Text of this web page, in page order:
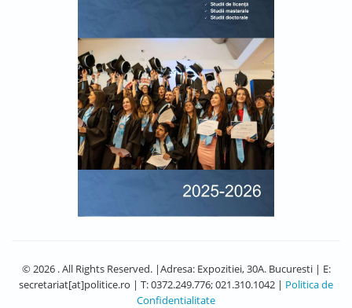
© 2026 . All Rights Reserved. |Adresa: Expozitiei, 30A. Bucuresti | E:
secretariat[at]politice.ro | T: 0372.249.776; 021.310.1042 | Politica de
Confidentialitate